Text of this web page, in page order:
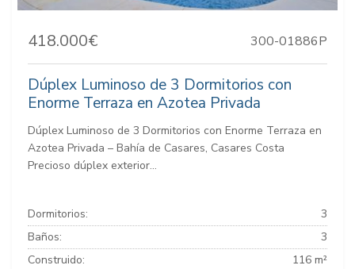
418.000€ 300-01886P
Dúplex Luminoso de 3 Dormitorios con
Enorme Terraza en Azotea Privada
Dúplex Luminoso de 3 Dormitorios con Enorme Terraza en
Azotea Privada – Bahía de Casares, Casares Costa
Precioso dúplex exterior...
Dormitorios:
3
Baños:
3
Construido:
116 m²